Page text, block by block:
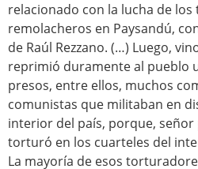
relacionado con la lucha de
remolacheros en Paysandú,
de Raúl Rezzano. (…) Luego,
reprimió duramente al pueblo
presos, entre ellos, muchos
comunistas que militaban en
interior del país, porque,
torturó en los cuarteles del
La mayoría de esos